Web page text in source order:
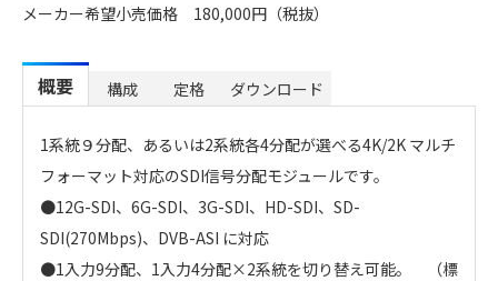
メーカー希望小売価格 180,000円（税抜）
概要 構成 定格 ダウンロード
1系統９分配、あるいは2系統各4分配が選べる4K/2K マルチ
フォーマット対応のSDI信号分配モジュールです。
●12G-SDI、6G-SDI、3G-SDI、HD-SDI、SD-
SDI(270Mbps)、DVB-ASI に対応
●1入力9分配、1入力4分配×2系統を切り替え可能。 （標